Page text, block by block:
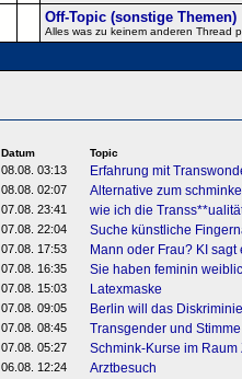
Off-Topic (sonstige Themen)
Alles was zu keinem anderen Thread
Datum Topic
08.08. 03:13 Erfahrung mit
08.08. 02:07 Alternative zum
07.08. 23:41 wie ich die
07.08. 22:04 Suche künstliche
07.08. 17:53 Mann oder Frau? KI
07.08. 16:35 Sie haben feminin
07.08. 15:03 Latexmaske
07.08. 09:05 Berlin will das
07.08. 08:45 Transgender und Stimme
07.08. 05:27 Schmink-Kurse im Raum
06.08. 12:24 Arztbesuch